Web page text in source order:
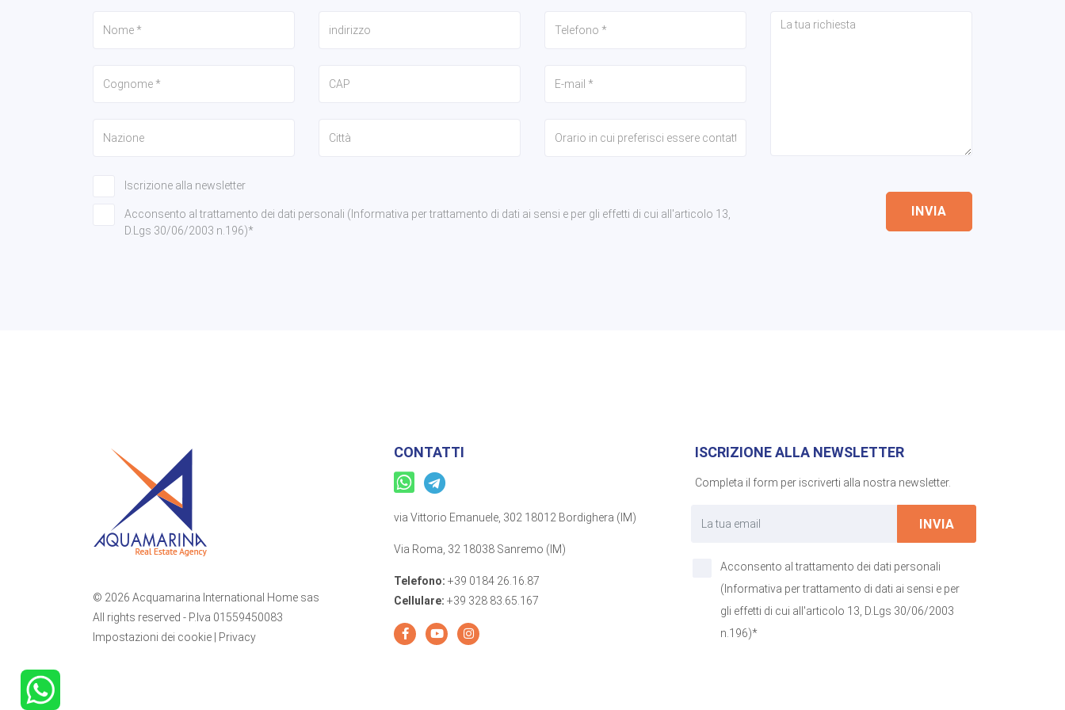
Iscrizione alla newsletter
Acconsento al trattamento dei dati personali (Informativa per trattamento di dati ai sensi e per gli effetti di cui all'articolo 13,
D.Lgs 30/06/2003 n.196)*
INVIA
© 2026 Acquamarina International Home sas
All rights reserved - P.Iva 01559450083
Impostazioni dei cookie
Privacy
CONTATTI
via Vittorio Emanuele, 302 18012 Bordighera (IM)
Via Roma, 32 18038 Sanremo (IM)
Telefono: +39 0184 26.16.87
Cellulare: +39 328 83.65.167
ISCRIZIONE ALLA NEWSLETTER
Completa il form per iscriverti alla nostra newsletter.
INVIA
Acconsento al trattamento dei dati personali
(Informativa per trattamento di dati ai sensi e per
gli effetti di cui all'articolo 13, D.Lgs 30/06/2003
n.196)*